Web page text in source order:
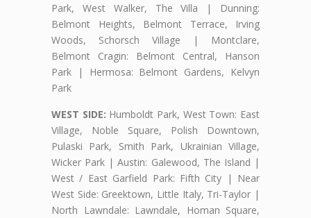
Park, West Walker, The Villa | Dunning:
Belmont Heights, Belmont Terrace, Irving
Woods, Schorsch Village | Montclare,
Belmont Cragin: Belmont Central, Hanson
Park | Hermosa: Belmont Gardens, Kelvyn
Park
WEST SIDE: Humboldt Park, West Town: East
Village, Noble Square, Polish Downtown,
Pulaski Park, Smith Park, Ukrainian Village,
Wicker Park | Austin: Galewood, The Island |
West / East Garfield Park: Fifth City | Near
West Side: Greektown, Little Italy, Tri-Taylor |
North Lawndale: Lawndale, Homan Square,